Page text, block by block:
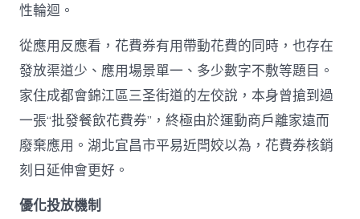
性輪迴。
從應用反應看，花費券有用帶動花費的同時，也存在
發放渠道少、應用場景單一、多少數字不敷等題目。
家住成都會錦江區三圣街道的左佼說，本身曾搶到過
一張“批發餐飲花費券”，終極由於運動商戶離家遠而
廢棄應用。湖北宜昌市平易近閆姣以為，花費券核銷
刻日延伸會更好。
優化投放機制